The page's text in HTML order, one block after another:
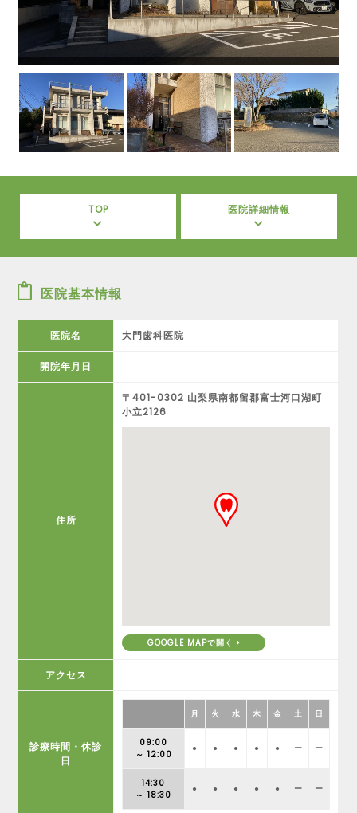
TOP 医院詳細情報
医院基本情報
医院名 大門歯科医院
開院年月日
住所
〒401-0302 山梨県南都留郡富士河口湖町
小立2126
GOOGLE MAPで開く
アクセス
診療時間・休診
日
月 火 水 木 金 土 日
09:00
～ 12:00
● ● ● ● ● ー ー
14:30
～ 18:30
● ● ● ● ● ー ー